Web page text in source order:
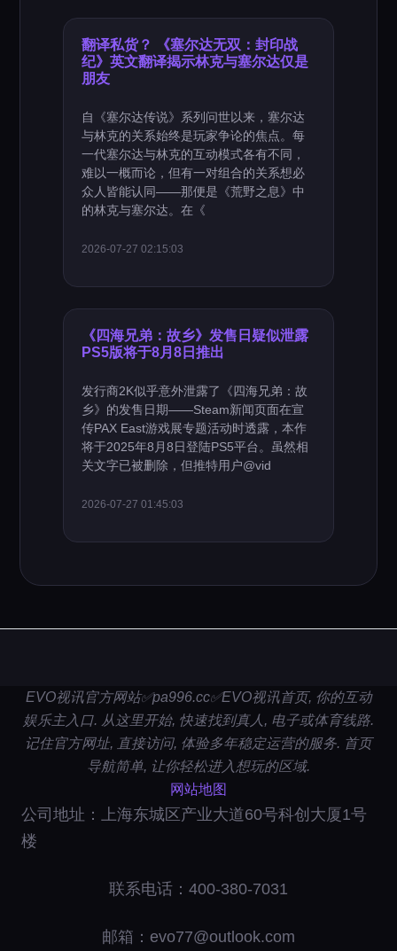
翻译私货？ 《塞尔达无双：封印战
纪》英文翻译揭示林克与塞尔达仅是
朋友
自《塞尔达传说》系列问世以来，塞尔达
与林克的关系始终是玩家争论的焦点。每
一代塞尔达与林克的互动模式各有不同，
难以一概而论，但有一对组合的关系想必
众人皆能认同——那便是《荒野之息》中
的林克与塞尔达。在《
2026-07-27 02:15:03
《四海兄弟：故乡》发售日疑似泄露
PS5版将于8月8日推出
发行商2K似乎意外泄露了《四海兄弟：故
乡》的发售日期——Steam新闻页面在宣
传PAX East游戏展专题活动时透露，本作
将于2025年8月8日登陆PS5平台。虽然相
关文字已被删除，但推特用户@vid
2026-07-27 01:45:03
EVO视讯官方网站✅pa996.cc✅EVO视讯首页, 你的互动
娱乐主入口. 从这里开始, 快速找到真人, 电子或体育线路.
记住官方网址, 直接访问, 体验多年稳定运营的服务. 首页
导航简单, 让你轻松进入想玩的区域.
网站地图
公司地址：上海东城区产业大道60号科创大厦1号
楼
联系电话：400-380-7031
邮箱：evo77@outlook.com